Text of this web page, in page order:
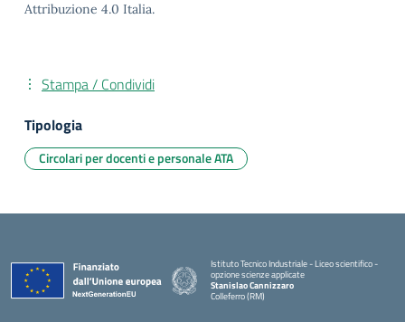
Attribuzione 4.0 Italia.
Stampa / Condividi
Tipologia
Circolari per docenti e personale ATA
Istituto Tecnico Industriale - Liceo scientifico -
opzione scienze applicate
Stanislao Cannizzaro
Colleferro (RM)